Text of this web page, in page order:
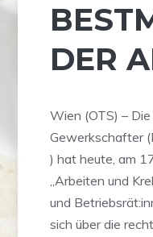
DER
Wien (OTS) –
Gewerkschafter
) hat heute, am
„Arbeiten und
und
sich über die